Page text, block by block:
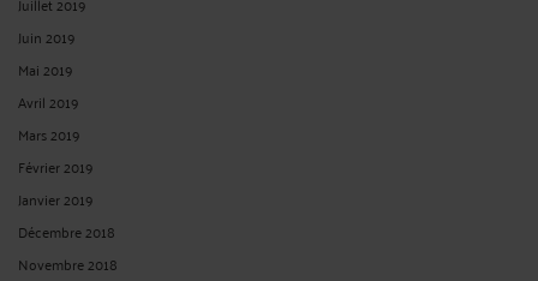
Juin 2019
Mai 2019
Avril 2019
Mars 2019
Février 2019
Janvier 2019
Décembre 2018
Novembre 2018